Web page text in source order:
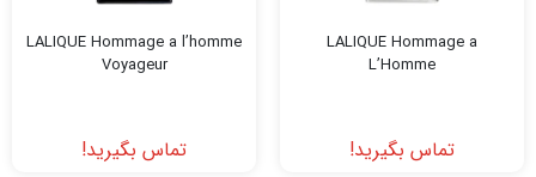
LALIQUE Hommage a
L’Homme
تماس بگیرید!
LALIQUE Hommage a l’homme
Voyageur
تماس بگیرید!